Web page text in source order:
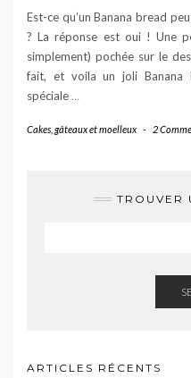
Est-ce qu’un Banana bread
? La réponse est oui ! Une
simplement) pochée sur le
fait, et voila un joli Banana
spéciale…
Cakes, gâteaux et moelleux - 2
TROUVER
ARTICLES RÉCENTS